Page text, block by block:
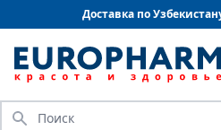
Доставка по
Искать